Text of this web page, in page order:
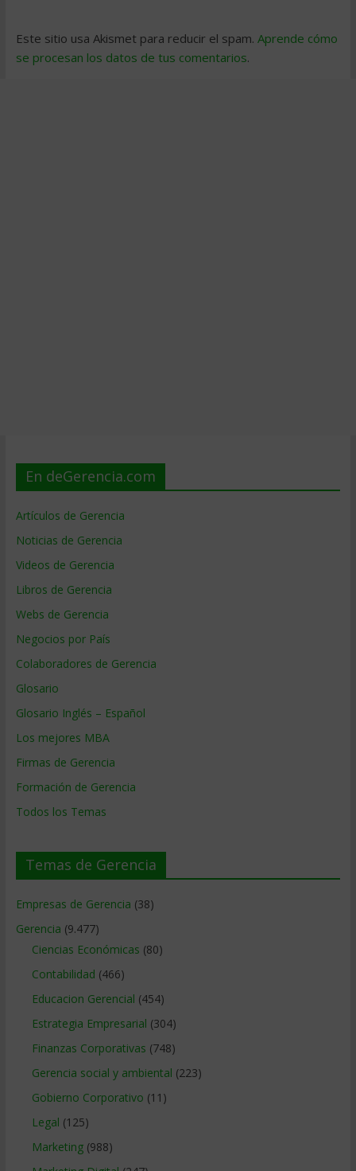
Este sitio usa Akismet para reducir el spam. Aprende cómo
se procesan los datos de tus comentarios.
En deGerencia.com
Artículos de Gerencia
Noticias de Gerencia
Videos de Gerencia
Libros de Gerencia
Webs de Gerencia
Negocios por País
Colaboradores de Gerencia
Glosario
Glosario Inglés – Español
Los mejores MBA
Firmas de Gerencia
Formación de Gerencia
Todos los Temas
Temas de Gerencia
Empresas de Gerencia (38)
Gerencia (9.477)
Ciencias Económicas (80)
Contabilidad (466)
Educacion Gerencial (454)
Estrategia Empresarial (304)
Finanzas Corporativas (748)
Gerencia social y ambiental (223)
Gobierno Corporativo (11)
Legal (125)
Marketing(988)